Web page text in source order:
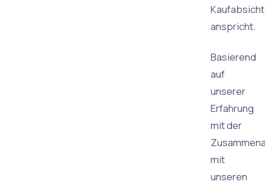
Kaufabsicht
anspricht.
Basierend
auf
unserer
Erfahrung
mit der
mit
unseren